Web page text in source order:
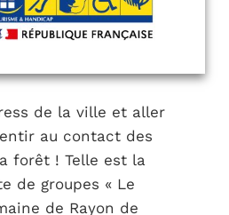
de la ville et aller
au contact des
forêt ! Telle est la
de groupes « Le
de Rayon de